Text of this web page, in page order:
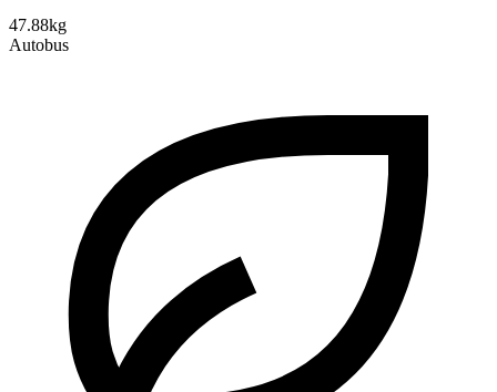
47.88kg
Autobus